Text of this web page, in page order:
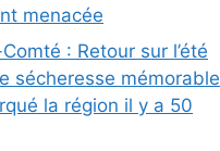
menacée
: Retour sur l’été
sécheresse mémorable
la région il y a 50